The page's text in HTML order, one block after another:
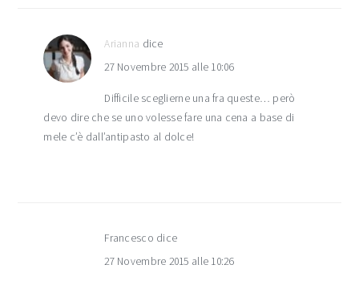
Arianna dice
27 Novembre 2015 alle 10:06
Difficile sceglierne una fra queste… però
devo dire che se uno volesse fare una cena a base di
mele c’è dall’antipasto al dolce!
Francesco dice
27 Novembre 2015 alle 10:26